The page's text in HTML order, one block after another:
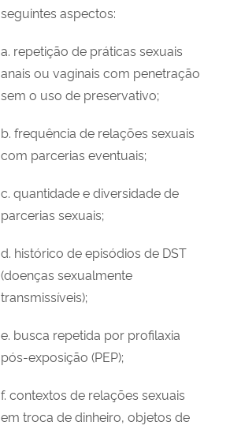
seguintes aspectos:
a. repetição de práticas sexuais
anais ou vaginais com penetração
sem o uso de preservativo;
b. frequência de relações sexuais
com parcerias eventuais;
c. quantidade e diversidade de
parcerias sexuais;
d. histórico de episódios de DST
(doenças sexualmente
transmissíveis);
e. busca repetida por profilaxia
pós-exposição (PEP);
f. contextos de relações sexuais
em troca de dinheiro, objetos de